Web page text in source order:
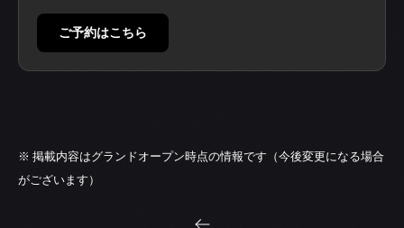
ご予約はこちら
※ 掲載内容はグランドオープン時点の情報です（今後変更になる場合
がございます）